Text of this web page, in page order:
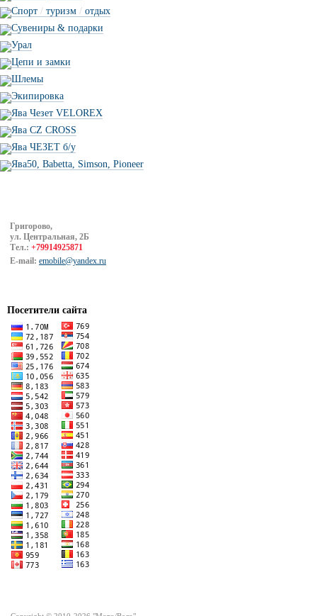
Спорт / туризм / отдых
Сувениры & подарки
Урал
Цепи и замки
Шлемы
Экипировка
Ява Чезет VELOREX
Ява CZ CROSS
Ява ЧЕЗЕТ б/у
Ява50, Babetta, Simson, Pioneer
Григорово,
ул. Центральная, 2Б
Тел.: +79914925871
E-mail: emobile@yandex.ru
Посетители сайта